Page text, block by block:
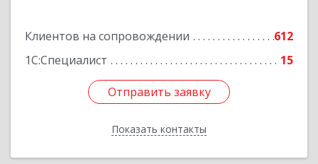
Клиентов на сопровождении
612
1С:Специалист
15
Отправить заявку
Показать контакты
Отправить заявку
Назад